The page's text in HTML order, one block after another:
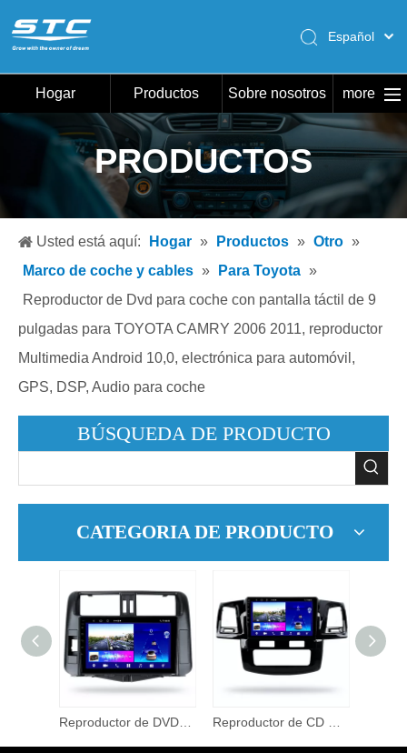
Hogar
Productos
Sobre nosotros
Descargar
Noticias
Contáctenos
Español
Pусский
Português
Hogar Productos Sobre nosotros more
PRODUCTOS
Usted está aquí: Hogar » Productos » Otro »
Marco de coche y cables » Para Toyota »
Reproductor de Dvd para coche con pantalla táctil de 9
pulgadas para TOYOTA CAMRY 2006 2011, reproductor
Multimedia Android 10,0, electrónica para automóvil,
GPS, DSP, Audio para coche
BÚSQUEDA DE PRODUCTO
CATEGORIA DE PRODUCTO